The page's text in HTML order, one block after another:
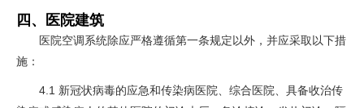
四、医院建筑
医院空调系统除应严格遵循第一条规定以外，并应采取以下措
施：
4.1 新冠状病毒的应急和传染病医院、综合医院、具备收治传